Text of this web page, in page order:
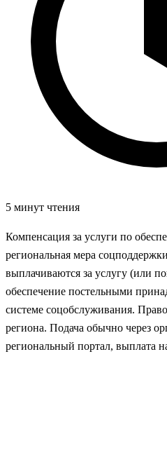
5 минут чтения
Компенсация за услуги по
региональная мера
выплачиваются за услугу (или
обеспечение постельными
системе соцобслуживания.
региона. Подача обычно через
региональный портал, выплата